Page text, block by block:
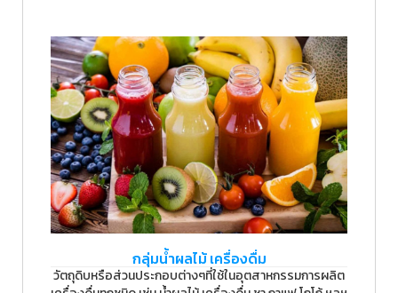
กลุ่มน้ำผลไม้ เครื่องดื่ม
วัตถุดิบหรือส่วนประกอบต่างๆที่ใช้ในอุตสาหกรรมการผลิต